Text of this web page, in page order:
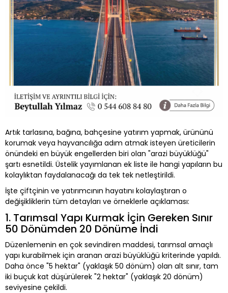
Artık tarlasına, bağına, bahçesine yatırım yapmak, ürününü
korumak veya hayvancılığa adım atmak isteyen üreticilerin
önündeki en büyük engellerden biri olan "arazi büyüklüğü"
şartı esnetildi. Üstelik yayımlanan ek liste ile hangi yapıların bu
kolaylıktan faydalanacağı da tek tek netleştirildi.
İşte çiftçinin ve yatırımcının hayatını kolaylaştıran o
değişikliklerin tüm detayları ve örneklerle açıklaması:
1. Tarımsal Yapı Kurmak İçin Gereken Sınır
50 Dönümden 20 Dönüme İndi
Düzenlemenin en çok sevindiren maddesi, tarımsal amaçlı
yapı kurabilmek için aranan arazi büyüklüğü kriterinde yapıldı.
Daha önce "5 hektar" (yaklaşık 50 dönüm) olan alt sınır, tam
iki buçuk kat düşürülerek "2 hektar" (yaklaşık 20 dönüm)
seviyesine çekildi.